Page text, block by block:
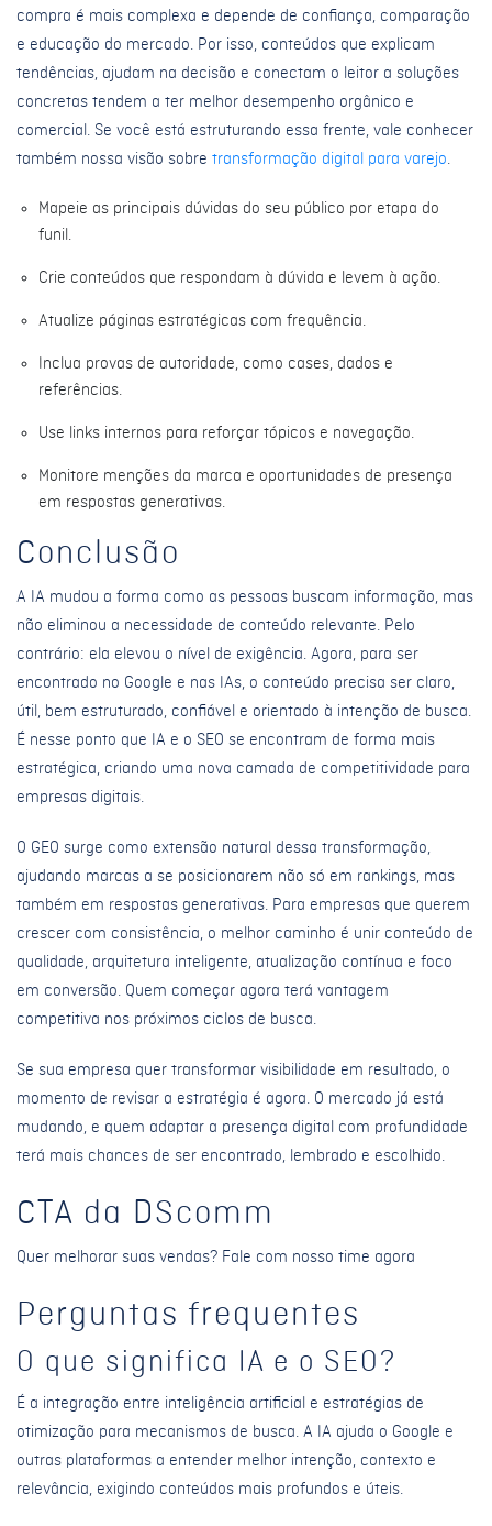
compra é mais complexa e depende de confiança, comparação
e educação do mercado. Por isso, conteúdos que explicam
tendências, ajudam na decisão e conectam o leitor a soluções
concretas tendem a ter melhor desempenho orgânico e
comercial. Se você está estruturando essa frente, vale conhecer
também nossa visão sobre transformação digital para varejo.
Mapeie as principais dúvidas do seu público por etapa do
funil.
Crie conteúdos que respondam à dúvida e levem à ação.
Atualize páginas estratégicas com frequência.
Inclua provas de autoridade, como cases, dados e
referências.
Use links internos para reforçar tópicos e navegação.
Monitore menções da marca e oportunidades de presença
em respostas generativas.
Conclusão
A IA mudou a forma como as pessoas buscam informação, mas
não eliminou a necessidade de conteúdo relevante. Pelo
contrário: ela elevou o nível de exigência. Agora, para ser
encontrado no Google e nas IAs, o conteúdo precisa ser claro,
útil, bem estruturado, confiável e orientado à intenção de busca.
É nesse ponto que IA e o SEO se encontram de forma mais
estratégica, criando uma nova camada de competitividade para
empresas digitais.
O GEO surge como extensão natural dessa transformação,
ajudando marcas a se posicionarem não só em rankings, mas
também em respostas generativas. Para empresas que querem
crescer com consistência, o melhor caminho é unir conteúdo de
qualidade, arquitetura inteligente, atualização contínua e foco
em conversão. Quem começar agora terá vantagem
competitiva nos próximos ciclos de busca.
Se sua empresa quer transformar visibilidade em resultado, o
momento de revisar a estratégia é agora. O mercado já está
mudando, e quem adaptar a presença digital com profundidade
terá mais chances de ser encontrado, lembrado e escolhido.
CTA da DScomm
Quer melhorar suas vendas? Fale com nosso time agora
Perguntas frequentes
O que significa IA e o SEO?
É a integração entre inteligência artificial e estratégias de
otimização para mecanismos de busca. A IA ajuda o Google e
outras plataformas a entender melhor intenção, contexto e
relevância, exigindo conteúdos mais profundos e úteis.